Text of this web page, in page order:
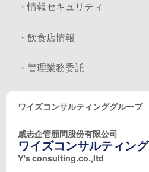
・情報セキュリティ
・飲食店情報
・管理業務委託
ワイズコンサルティンググループ
威志企管顧問股份有限公司
ワイズコンサルティング
Y's consulting.co.,ltd